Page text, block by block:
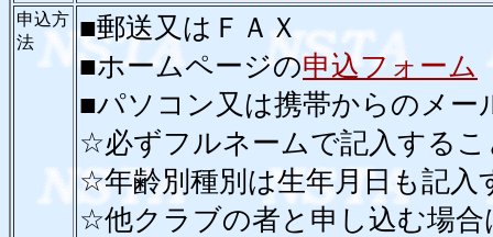
申込方
法
■郵送又はＦＡＸ
■ホームページの申込フォーム
■パソコン又は携帯からのメー
☆必ずフルネームで記入するこ
☆年齢別種別は生年月日も記入
☆他クラブの者と申し込む場合